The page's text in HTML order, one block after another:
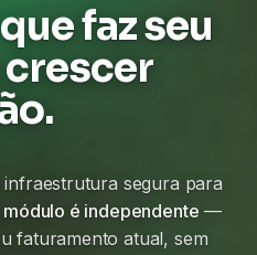
faz seu
crescer
segura para
módulo é independente —
faturamento atual, sem